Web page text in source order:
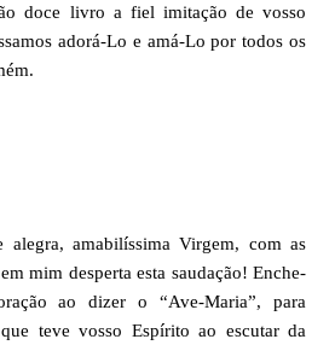
doce livro a fiel imitação de vosso
adorá-Lo e amá-Lo por todos os
alegra, amabilíssima Virgem, com as
mim desperta esta saudação! Enche-
ao dizer o “Ave-Maria”, para
teve vosso Espírito ao escutar da